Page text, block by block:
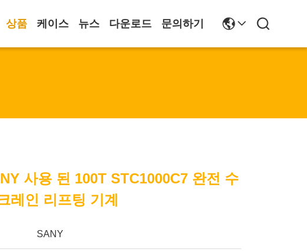
상품 케이스 뉴스 다운로드 문의하기
사용 된 100T STC1000C7 완전 수
레인 리프팅 기계
SANY